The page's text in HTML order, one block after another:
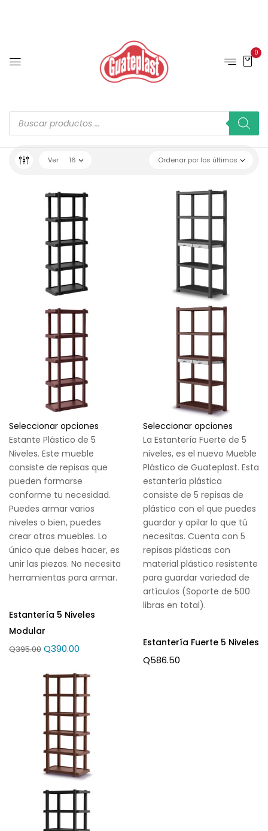
0
Ordenar por los últimos
Ver 16
Seleccionar opciones
Estante Plástico de 5
Niveles. Este mueble
consiste de repisas que
pueden formarse
conforme tu necesidad.
Puedes armar varios
niveles o bien, puedes
crear otros muebles. Lo
único que debes hacer, es
unir las piezas. No necesita
herramientas para armar.
Estantería 5 Niveles
Modular
Q395.00 Q390.00
Seleccionar opciones
La Estantería Fuerte de 5
niveles, es el nuevo Mueble
Plástico de Guateplast. Esta
estantería plástica
consiste de 5 repisas de
plástico con el que puedes
guardar y apilar lo que tú
necesitas. Cuenta con 5
repisas plásticas con
material plástico resistente
para guardar variedad de
artículos (Soporte de 500
libras en total).
Estantería Fuerte 5 Niveles
Q586.50